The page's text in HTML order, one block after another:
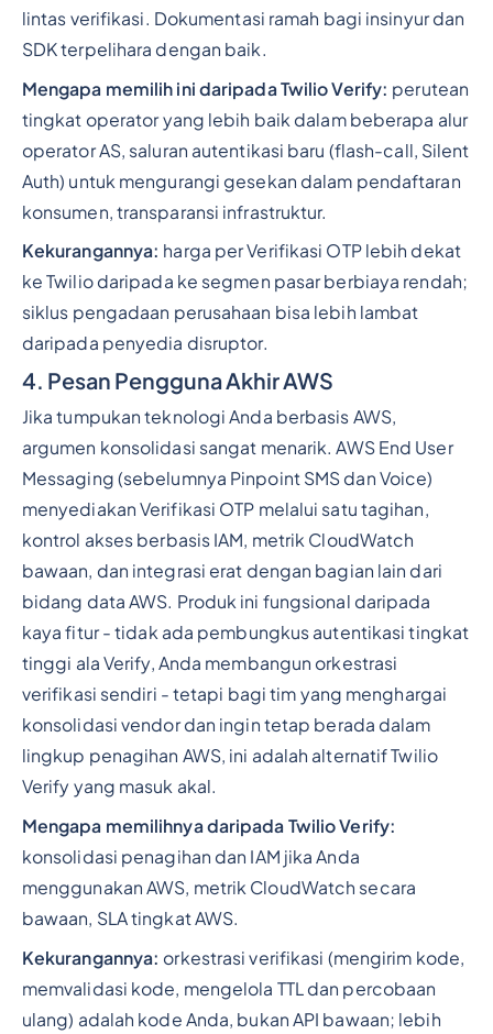
lintas verifikasi. Dokumentasi ramah bagi insinyur dan
SDK terpelihara dengan baik.
Mengapa memilih ini daripada Twilio Verify: perutean
tingkat operator yang lebih baik dalam beberapa alur
operator AS, saluran autentikasi baru (flash-call, Silent
Auth) untuk mengurangi gesekan dalam pendaftaran
konsumen, transparansi infrastruktur.
Kekurangannya: harga per Verifikasi OTP lebih dekat
ke Twilio daripada ke segmen pasar berbiaya rendah;
siklus pengadaan perusahaan bisa lebih lambat
daripada penyedia disruptor.
4. Pesan Pengguna Akhir AWS
Jika tumpukan teknologi Anda berbasis AWS,
argumen konsolidasi sangat menarik. AWS End User
Messaging (sebelumnya Pinpoint SMS dan Voice)
menyediakan Verifikasi OTP melalui satu tagihan,
kontrol akses berbasis IAM, metrik CloudWatch
bawaan, dan integrasi erat dengan bagian lain dari
bidang data AWS. Produk ini fungsional daripada
kaya fitur - tidak ada pembungkus autentikasi tingkat
tinggi ala Verify, Anda membangun orkestrasi
verifikasi sendiri - tetapi bagi tim yang menghargai
konsolidasi vendor dan ingin tetap berada dalam
lingkup penagihan AWS, ini adalah alternatif Twilio
Verify yang masuk akal.
Mengapa memilihnya daripada Twilio Verify:
konsolidasi penagihan dan IAM jika Anda
menggunakan AWS, metrik CloudWatch secara
bawaan, SLA tingkat AWS.
Kekurangannya: orkestrasi verifikasi (mengirim kode,
memvalidasi kode, mengelola TTL dan percobaan
ulang) adalah kode Anda, bukan API bawaan; lebih